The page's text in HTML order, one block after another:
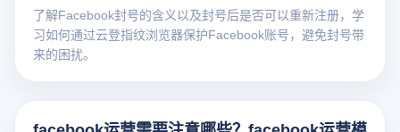
了解Facebook封号的含义以及封号后是否可以重新注册，学
习如何通过云登指纹浏览器保护Facebook账号，避免封号带
来的困扰。